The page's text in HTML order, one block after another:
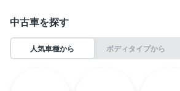
中古車を探す
人気車種から ボディタイプから